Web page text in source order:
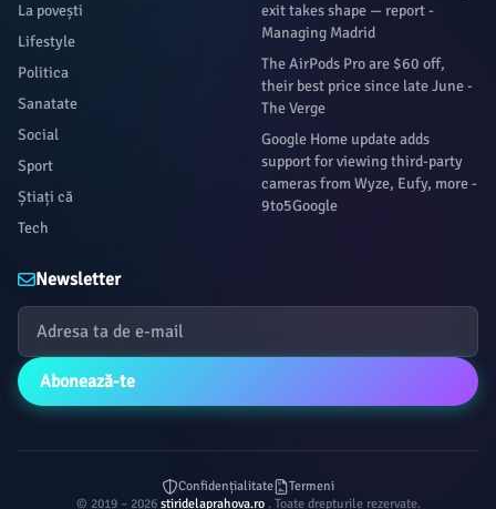
La povești
Lifestyle
Politica
Sanatate
Social
Sport
Știați că
Tech
exit takes shape — report -
Managing Madrid
The AirPods Pro are $60 off,
their best price since late June -
The Verge
Google Home update adds
support for viewing third-party
cameras from Wyze, Eufy, more -
9to5Google
Newsletter
Abonează-te
Confidențialitate
Termeni
© 2019 – 2026 stiridelaprahova.ro . Toate drepturile rezervate.